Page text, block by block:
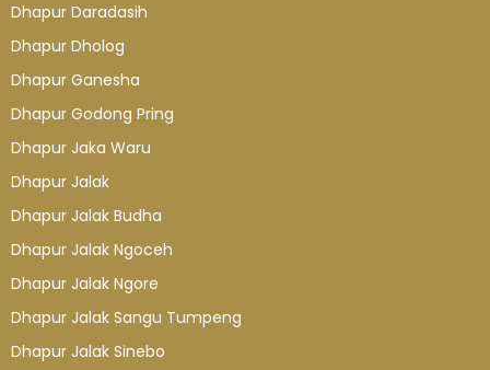
Dhapur Daradasih
Dhapur Dholog
Dhapur Ganesha
Dhapur Godong Pring
Dhapur Jaka Waru
Dhapur Jalak
Dhapur Jalak Budha
Dhapur Jalak Ngoceh
Dhapur Jalak Ngore
Dhapur Jalak Sangu Tumpeng
Dhapur Jalak Sinebo